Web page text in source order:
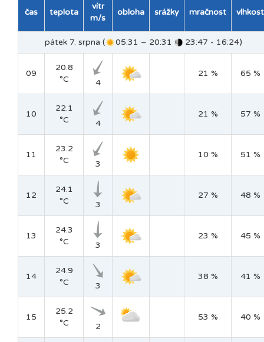
čas teplota
vítr
m/s
obloha srážky mračnost vlhkost
pátek 7. srpna ( 05:31 – 20:31 23:47 - 16:24)
09
20.8
°C
4
21 % 65 %
10
22.1
°C
4
21 % 57 %
11
23.2
°C
3
10 % 51 %
12
24.1
°C
3
27 % 48 %
13
24.3
°C
3
23 % 45 %
14
24.9
°C
3
38 % 41 %
15
25.2
°C
2
53 % 40 %